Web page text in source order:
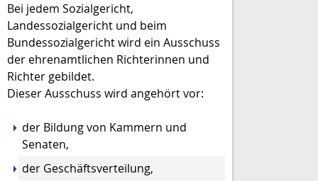
Bei jedem Sozialgericht,
Landessozialgericht und beim
Bundessozialgericht wird ein Ausschuss
der ehrenamtlichen Richterinnen und
Richter gebildet.
Dieser Ausschuss wird angehört vor:
der Bildung von Kammern und
Senaten,
der Geschäftsverteilung,